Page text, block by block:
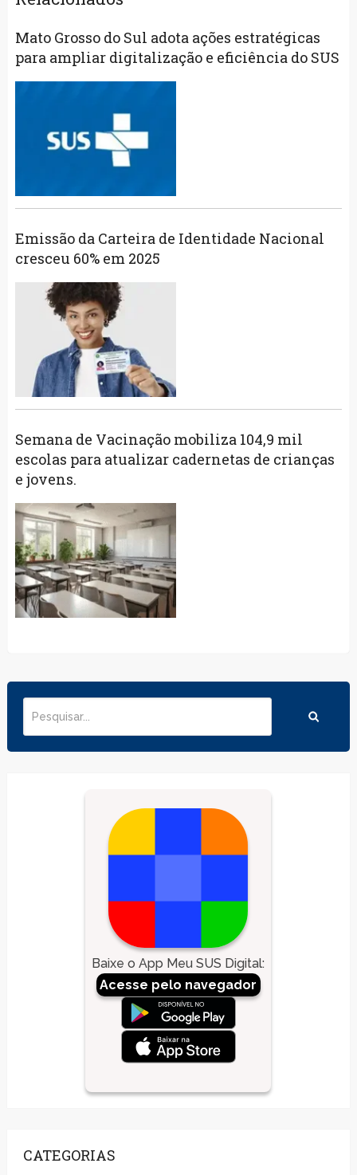
Mato Grosso do Sul adota ações estratégicas
para ampliar digitalização e eficiência do SUS
Emissão da Carteira de Identidade Nacional
cresceu 60% em 2025
Semana de Vacinação mobiliza 104,9 mil
escolas para atualizar cadernetas de crianças
e jovens.
Baixe o App Meu SUS Digital:
Acesse pelo navegador
CATEGORIAS